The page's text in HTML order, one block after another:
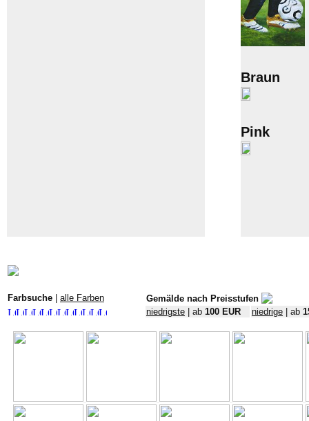
Braun
Pink
Farbsuche alle Farben
Gemälde nach Preisstufen
niedrigste | ab 100 EUR niedrige | ab